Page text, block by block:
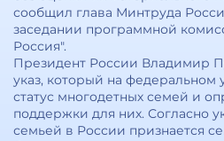
сообщил глава Минтруда
заседании программной
Россия".
Президент России Владимир
указ, который на федеральном
статус многодетных семей и
поддержки для них. Согласно
семьей в России признается